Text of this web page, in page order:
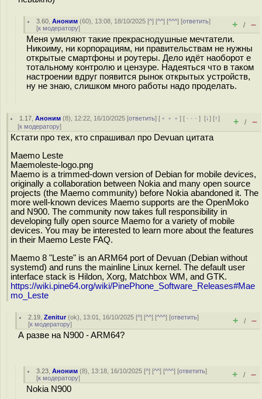
3.60 ,Аноним (60), 13:08, 18/10/2025 [^] [^^] [^^^] [ответить]
[к модератору] + / –
Меня умиляют такие прекраснодушные мечтатели.
Никоиму, ни корпорациям, ни правительствам не нужны
открытые смартфоны и роутеры. Дело идёт наоборот е
тотальному контролю и цензуре. Надеяться что в таком
настроении вдруг появится рынок открытых устройств,
ну не знаю, слишком много работы надо проделать.
1.17 ,Аноним (8), 12:22, 16/10/2025 [ответить] [ ﹢﹢﹢] [ · · ·][↓] [↑]
[к модератору] + / –
Кстати про тех, кто спрашивал про Devuan цитата
Maemo Leste
Maemoleste-logo.png
Maemo is a trimmed-down version of Debian for mobile devices,
originally a collaboration between Nokia and many open source
projects (the Maemo community) before Nokia abandoned it. The
more well-known devices Maemo supports are the OpenMoko
and N900. The community now takes full responsibility in
developing fully open source Maemo for a variety of mobile
devices. You may be interested to learn more about the features
in their Maemo Leste FAQ.
Maemo 8 "Leste" is an ARM64 port of Devuan (Debian without
systemd) and runs the mainline Linux kernel. The default user
interface stack is Hildon, Xorg, Matchbox WM, and GTK.
https://wiki.pine64.org/wiki/PinePhone_Software_Releases#Mae
mo_Leste
2.19 ,Zenitur(ok), 13:01, 16/10/2025 [^] [^^] [^^^] [ответить]
[к модератору] + / –
А разве на N900 - ARM64?
3.23 ,Аноним (8), 13:18, 16/10/2025 [^] [^^] [^^^] [ответить]
[к модератору] + / –
Nokia N900